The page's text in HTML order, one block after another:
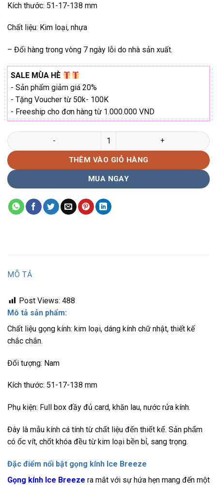
Kích thước: 51-17-138 mm
Chất liệu: Kim loại, nhựa
– Đổi hàng trong vòng 7 ngày lỗi do nhà sản xuất.
SALE MÙA HÈ
- Sản phẩm giảm giá 20%
- Tặng Voucher từ 50k- 100K
- Freeship cho đơn hàng từ 1.000.000 VND
Gọng kính nửa viền Ice Breeze I-3561 Hàng chính hãng full-
THÊM VÀO GIỎ HÀNG
MUA NGAY
MÔ TẢ
Post Views: 488
Mô tả sản phẩm:
Chất liệu gọng kính: kim loại, dáng kính chữ nhật, thiết kế
chắc chắn.
Đối tượng: Nam
Kích thước: 51-17-138 mm
Phụ kiện: Full box đầy đủ card, khăn lau, nước rửa kính.
Đây là mẫu kính cá tính từ chất liệu đến thiết kế. Sản phẩm
có ốc vít, chốt khóa đều từ kim loại bền bỉ, sang trọng.
Đặc điểm nổi bật gọng kính Ice Breeze
Gọng kính Ice Breeze ra mắt với sự hứa hẹn mang đến một